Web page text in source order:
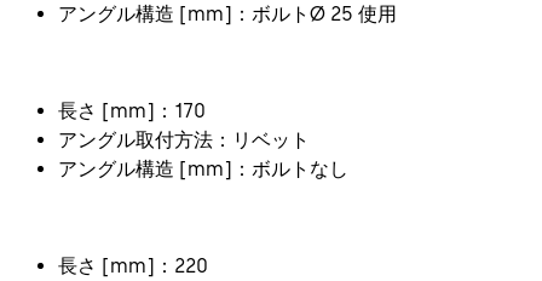
アングル構造 [mm]：ボルトØ 25 使用
長さ [mm]：170
アングル取付方法：リベット
アングル構造 [mm]：ボルトなし
長さ [mm]：220